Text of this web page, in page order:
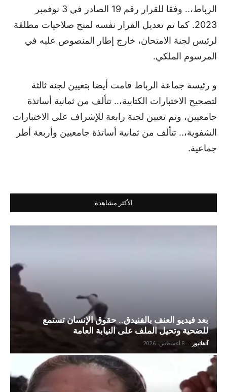
الرباط،.. وفقا للقرار رقم 19 الصادر في 3 نوفمبر
2023. كما تم تعديل القرار نفسه لمنح صلاحيات مطلقة
لرئيس لجنة الامتحان، خارج إطار المنصوص عليه في
المرسوم الملكي.
و رئيسة جماعة الرباط قامت أيضا بتعيين لجنة ثالثة
لتصحيح الاختبارات الكتابية،.. تتألف من ثمانية أساتذة
جامعيين، وتم تعيين لجنة رابعة للإشراف على الاختبارات
الشفوية،.. تتألف من ثمانية أساتذة جامعيين وأربعة أطر
جماعية.
الأكثر مشاهدة
بعد فيديو العنف بالفنيدق.. حقوق الإنسان تستمع
للضحية وتحيل الملف على النيابة العامة
آنفانيوز - 8 أغسطس، 2026